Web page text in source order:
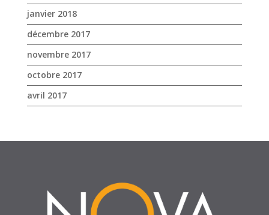
janvier 2018
décembre 2017
novembre 2017
octobre 2017
avril 2017